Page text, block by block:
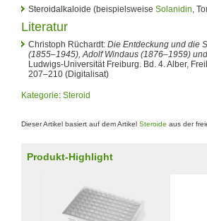
Steroidalkaloide (beispielsweise Solanidin,
Literatur
Christoph Rüchardt: Die Entdeckung und die
(1855–1945), Adolf Windaus (1876–1959)
Ludwigs-Universität Freiburg. Bd. 4. Alber,
207–210 (Digitalisat)
Kategorie: Steroid
Dieser Artikel basiert auf dem Artikel Steroide aus der
Produkt-Highlight